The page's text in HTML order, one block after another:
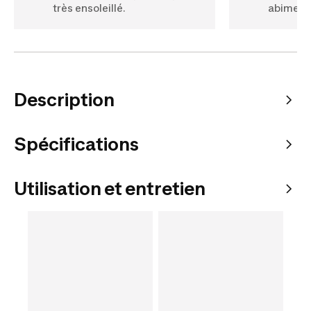
très ensoleillé.
abimer.
Description
Spécifications
Utilisation et entretien